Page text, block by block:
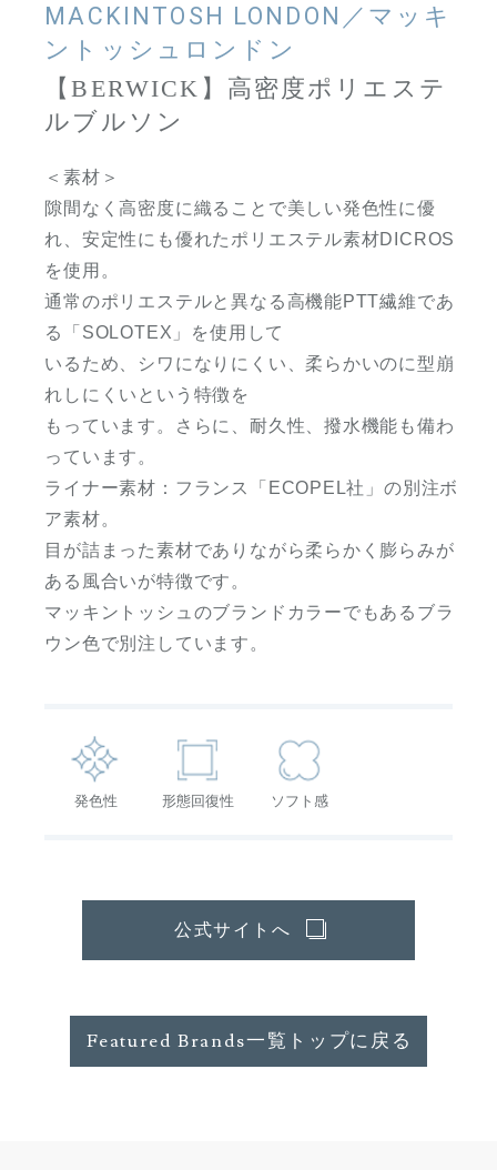
MACKINTOSH LONDON／マッキ
ントッシュロンドン
【BERWICK】高密度ポリエステ
ルブルソン
＜素材＞
隙間なく高密度に織ることで美しい発色性に優
れ、安定性にも優れたポリエステル素材DICROS
を使用。
通常のポリエステルと異なる高機能PTT繊維であ
る「SOLOTEX」を使用して
いるため、シワになりにくい、柔らかいのに型崩
れしにくいという特徴を
もっています。さらに、耐久性、撥水機能も備わ
っています。
ライナー素材：フランス「ECOPEL社」の別注ボ
ア素材。
目が詰まった素材でありながら柔らかく膨らみが
ある風合いが特徴です。
マッキントッシュのブランドカラーでもあるブラ
ウン色で別注しています。
発色性 形態回復性 ソフト感
公式サイトへ
Featured Brands一覧トップに戻る